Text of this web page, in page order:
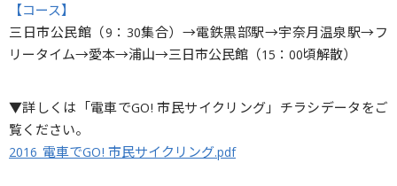
【コース】
三日市公民館（9：30集合）→電鉄黒部駅→宇奈月温泉駅→フ
リータイム→愛本→浦山→三日市公民館（15：00頃解散）
▼詳しくは「電車でGO! 市民サイクリング」チラシデータをご
覧ください。
2016_電車でGO! 市民サイクリング.pdf